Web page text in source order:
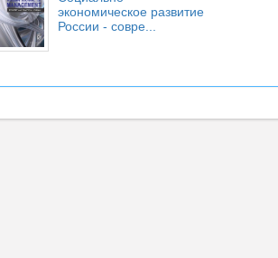
экономическое развитие
России - совре...